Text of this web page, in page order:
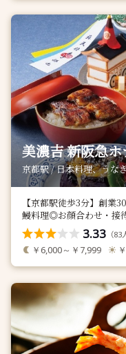
美濃吉 新阪急ホ
京都駅 / 日本料理、うな
【京都駅徒歩3分】創業
鰻料理◎お顔合わせ・接
3.33 （83
￥6,000～￥7,999